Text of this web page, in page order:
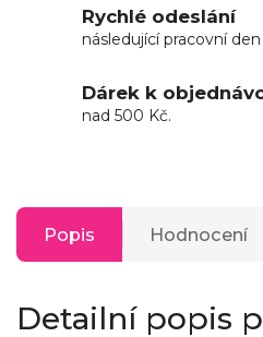
Rychlé odeslání
následující pracovní
Dárek k
nad 500 Kč.
Popis Hodnocení
Detailní popis